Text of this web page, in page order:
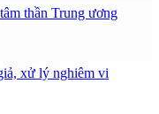
thần Trung ương
xử lý nghiêm vi